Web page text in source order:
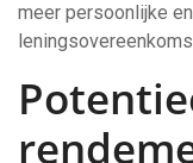
meer persoonlijke